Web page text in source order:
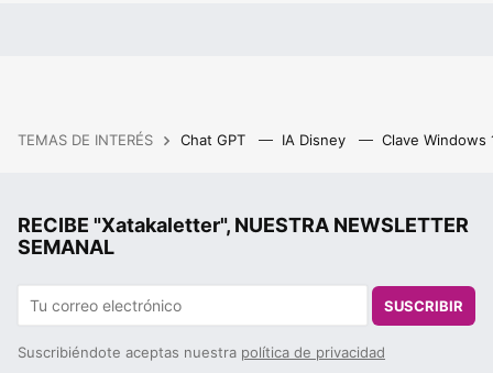
TEMAS DE INTERÉS Chat GPT IA Disney Clave Windows
RECIBE "Xatakaletter", NUESTRA NEWSLETTER
SEMANAL
SUSCRIBIR
Suscribiéndote aceptas nuestra política de privacidad